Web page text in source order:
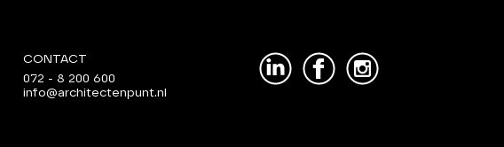
CONTACT
072 - 8 200 600
info@architectenpunt.nl